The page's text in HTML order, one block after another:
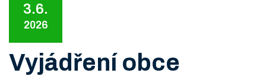
3.6.
2026
Vyjádření obce